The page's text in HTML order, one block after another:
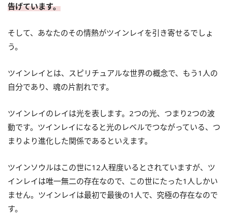
告げています。
そして、あなたのその情熱がツインレイを引き寄せるでしょ
う。
ツインレイとは、スピリチュアルな世界の概念で、もう1人の
自分であり、魂の片割れです。
ツインレイのレイは光を表します。2つの光、つまり2つの波
動です。ツインレイになると光のレベルでつながっている、つ
まりより進化した関係であるといえます。
ツインソウルはこの世に12人程度いるとされていますが、ツ
インレイは唯一無二の存在なので、この世にたった1人しかい
ません。ツインレイは最初で最後の1人で、究極の存在なので
す。